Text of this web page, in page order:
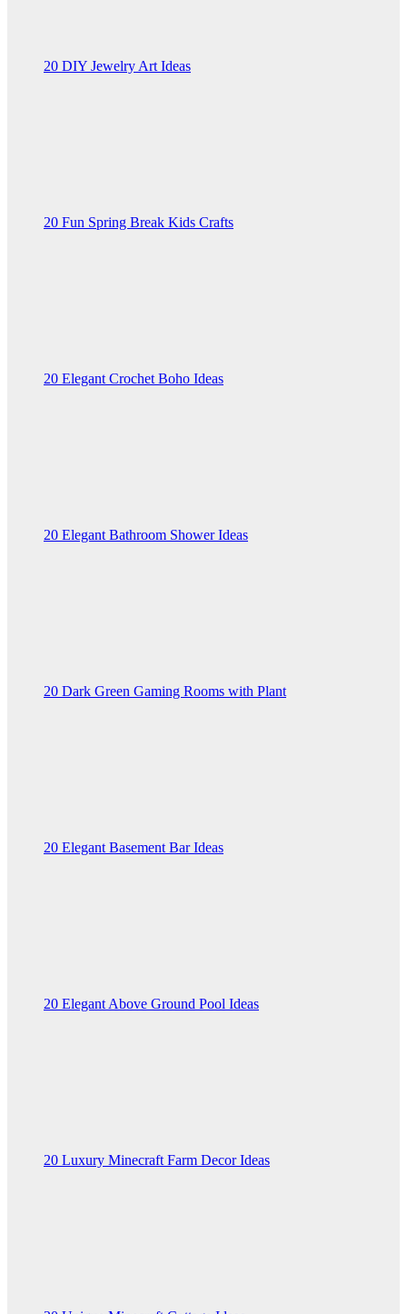
20 DIY Jewelry Art Ideas
20 Fun Spring Break Kids Crafts
20 Elegant Crochet Boho Ideas
20 Elegant Bathroom Shower Ideas
20 Dark Green Gaming Rooms with Plant
20 Elegant Basement Bar Ideas
20 Elegant Above Ground Pool Ideas
20 Luxury Minecraft Farm Decor Ideas